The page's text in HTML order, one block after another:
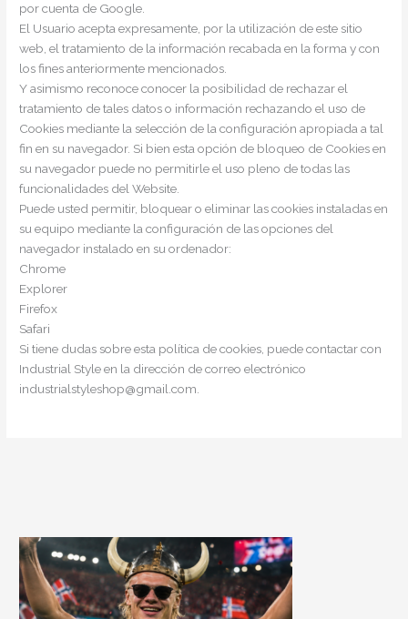
por cuenta de Google.
El Usuario acepta expresamente, por la utilización de este sitio
web, el tratamiento de la información recabada en la forma y con
los fines anteriormente mencionados.
Y asimismo reconoce conocer la posibilidad de rechazar el
tratamiento de tales datos o información rechazando el uso de
Cookies mediante la selección de la configuración apropiada a tal
fin en su navegador. Si bien esta opción de bloqueo de Cookies en
su navegador puede no permitirle el uso pleno de todas las
funcionalidades del Website.
Puede usted permitir, bloquear o eliminar las cookies instaladas en
su equipo mediante la configuración de las opciones del
navegador instalado en su ordenador:
Chrome
Explorer
Firefox
Safari
Si tiene dudas sobre esta política de cookies, puede contactar con
Industrial Style en la dirección de correo electrónico
industrialstyleshop@gmail.com.